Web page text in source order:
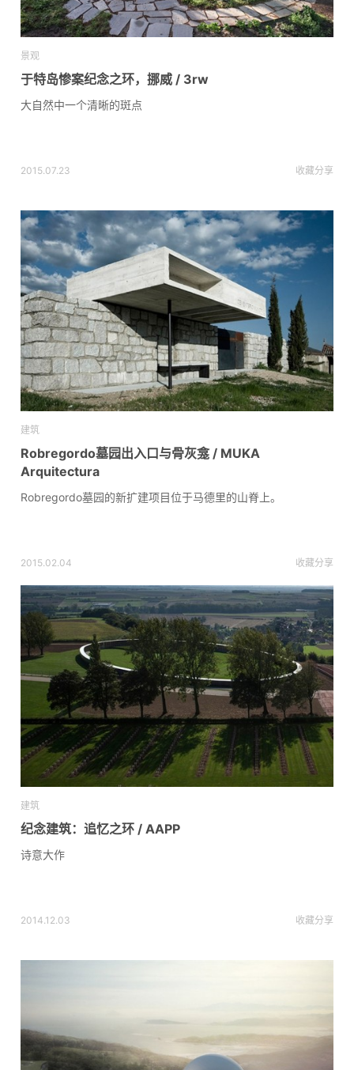
景观
于特岛惨案纪念之环，挪威 / 3rw
大自然中一个清晰的斑点
2015.07.23 收藏分享
建筑
Robregordo墓园出入口与骨灰龛 / MUKA
Arquitectura
Robregordo墓园的新扩建项目位于马德里的山脊上。
2015.02.04 收藏分享
建筑
纪念建筑：追忆之环 / AAPP
诗意大作
2014.12.03 收藏分享